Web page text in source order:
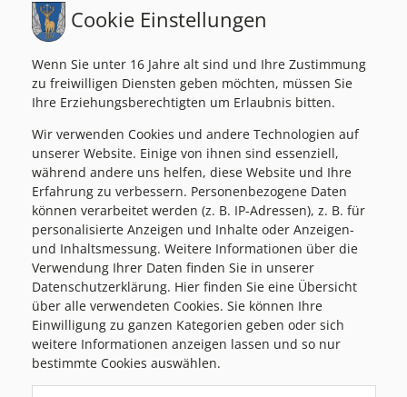
Gemeindekennziffer: 6 17 63 , UID: ATU69185936
Bauamt/Parteienverkehr
MO
08:00-12:00 / 14:00-18:00
MI
08:00-12:00
DO
08:00-12:00 / 14:00-18:00
FR
08:00-12:00
Amtszeiten
MO
08:00-12:00 / 14:00-18:00
MI
08:00-12:00
DO
08:00-12:00 / 14:00-18:00
FR
08:00-12:00
INFO
Störungstelefon: 03179 23300-99
Cookie Einstellungen
Wenn Sie unter 16 Jahre alt sind und Ihre Zustimmung
zu freiwilligen Diensten geben möchten, müssen Sie
Ihre Erziehungsberechtigten um Erlaubnis bitten.
Wir verwenden Cookies und andere Technologien auf
unserer Website. Einige von ihnen sind essenziell,
während andere uns helfen, diese Website und Ihre
Erfahrung zu verbessern. Personenbezogene Daten
können verarbeitet werden (z. B. IP-Adressen), z. B. für
personalisierte Anzeigen und Inhalte oder Anzeigen-
und Inhaltsmessung. Weitere Informationen über die
Verwendung Ihrer Daten finden Sie in unserer
Datenschutzerklärung. Hier finden Sie eine Übersicht
über alle verwendeten Cookies. Sie können Ihre
Einwilligung zu ganzen Kategorien geben oder sich
weitere Informationen anzeigen lassen und so nur
bestimmte Cookies auswählen.